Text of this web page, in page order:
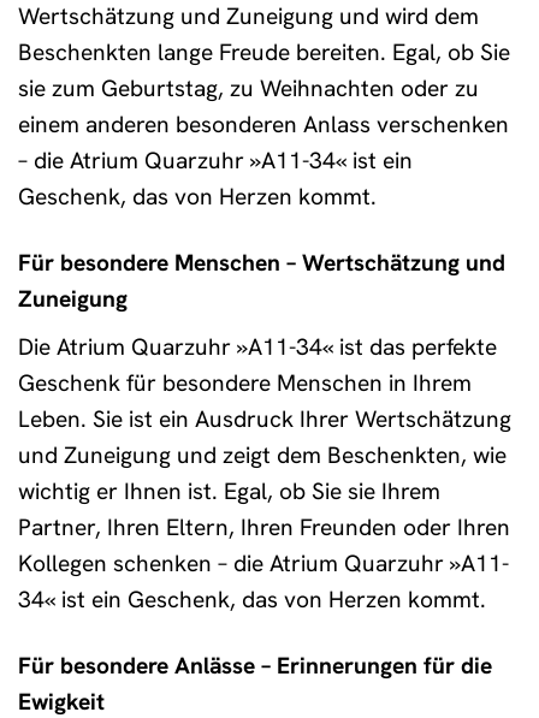
Wertschätzung und Zuneigung und wird dem
Beschenkten lange Freude bereiten. Egal, ob Sie
sie zum Geburtstag, zu Weihnachten oder zu
einem anderen besonderen Anlass verschenken
– die Atrium Quarzuhr »A11-34« ist ein
Geschenk, das von Herzen kommt.
Für besondere Menschen – Wertschätzung und
Zuneigung
Die Atrium Quarzuhr »A11-34« ist das perfekte
Geschenk für besondere Menschen in Ihrem
Leben. Sie ist ein Ausdruck Ihrer Wertschätzung
und Zuneigung und zeigt dem Beschenkten, wie
wichtig er Ihnen ist. Egal, ob Sie sie Ihrem
Partner, Ihren Eltern, Ihren Freunden oder Ihren
Kollegen schenken – die Atrium Quarzuhr »A11-
34« ist ein Geschenk, das von Herzen kommt.
Für besondere Anlässe – Erinnerungen für die
Ewigkeit